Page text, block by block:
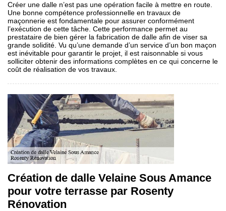
Créer une dalle n’est pas une opération facile à mettre en route.
Une bonne compétence professionnelle en travaux de
maçonnerie est fondamentale pour assurer conformément
l’exécution de cette tâche. Cette performance permet au
prestataire de bien gérer la fabrication de dalle afin de viser sa
grande solidité. Vu qu’une demande d’un service d’un bon maçon
est inévitable pour garantir le projet, il est raisonnable si vous
solliciter obtenir des informations complètes en ce qui concerne le
coût de réalisation de vos travaux.
Création de dalle Velaine Sous Amance
pour votre terrasse par Rosenty
Rénovation